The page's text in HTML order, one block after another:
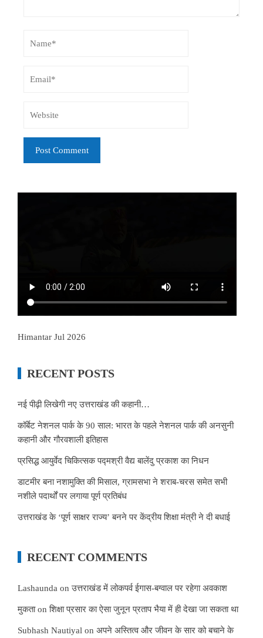
Himantar Jul 2026
RECENT POSTS
नई पीढ़ी लिखेगी नए उत्तराखंड की कहानी…
कॉर्बेट नेशनल पार्क के 90 साल: भारत के पहले नेशनल पार्क की अनसुनी
कहानी और गौरवशाली इतिहास
प्रसिद्ध आयुर्वेद चिकित्सक पद्मश्री वैद्य बालेंदु प्रकाश का निधन
डाटमीर बना नशामुक्ति की मिसाल, ग्रामसभा ने शराब-चरस समेत सभी
नशीले पदार्थों पर लगाया पूर्ण प्रतिबंध
उत्तराखंड के ‘पूर्ण साक्षर राज्य’ बनने पर केंद्रीय शिक्षा मंत्री ने दी बधाई
RECENT COMMENTS
Lashaunda onउत्तराखंड में लोकपर्व ईगास-बग्वाल पर रहेगा अवकाश
मुकताonशिक्षा प्रसार का ऐसा जुनून प्रताप भैया में ही देखा जा सकता था
Subhash Nautiyal on अपने अस्तित्व और जीवन के सार को बचाने के